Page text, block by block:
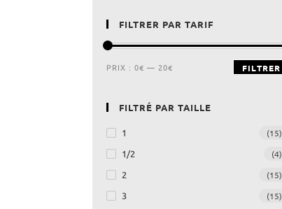
FILTRER PAR TARIF
FILTRER
PRIX : 0€ — 20€
FILTRÉ PAR TAILLE
1 (15)
1/2 (4)
2 (15)
3 (15)